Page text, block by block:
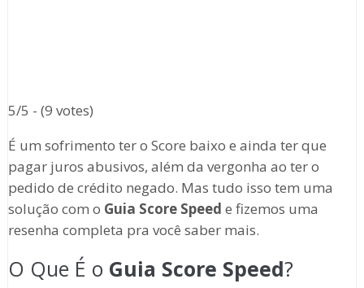
5/5 - (9 votes)
É um sofrimento ter o Score baixo e ainda ter que
pagar juros abusivos, além da vergonha ao ter o
pedido de crédito negado. Mas tudo isso tem uma
solução com o Guia Score Speed e fizemos uma
resenha completa pra você saber mais.
O Que É o Guia Score Speed?